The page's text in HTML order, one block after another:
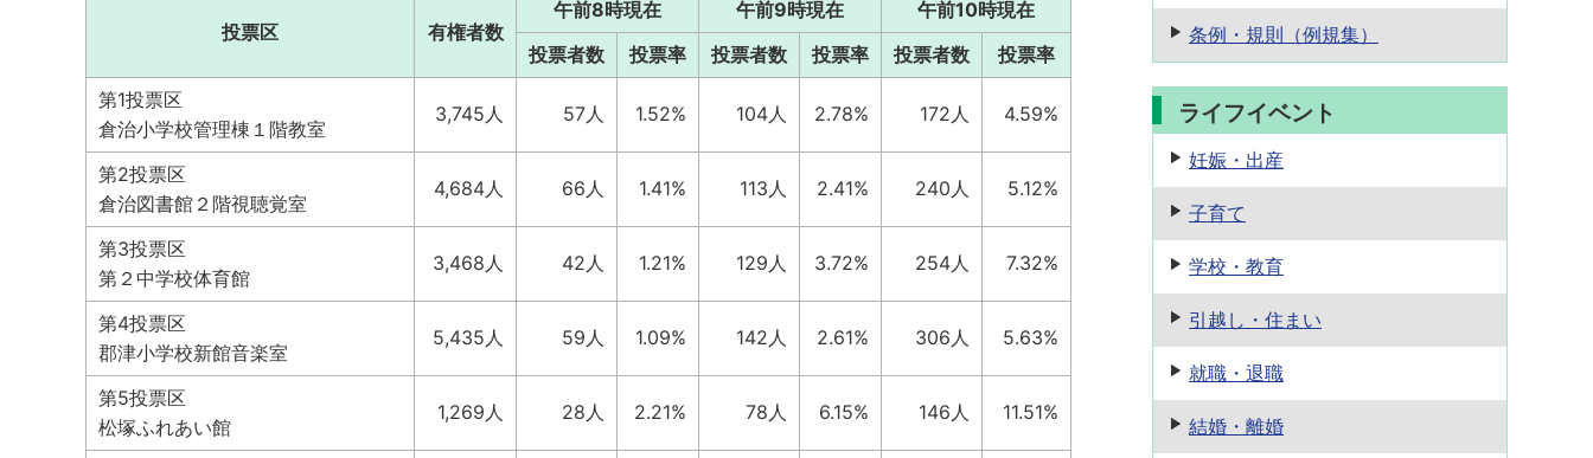
投票区 有権者数
午前8時現在 午前9時現在
午前10時現在
投票者数
投票率 投票者数 投票率 投票者数
投票率
第1投票区
倉治小学校管理棟１階教室
3,745人 57人 1.52% 104人 2.78% 172人 4.59%
第2投票区
倉治図書館２階視聴覚室
4,684人 66人 1.41% 113人 2.41% 240人 5.12%
第3投票区
第２中学校体育館
3,468人 42人 1.21% 129人 3.72% 254人 7.32%
第4投票区
郡津小学校新館音楽室
5,435人 59人 1.09% 142人 2.61% 306人 5.63%
第5投票区
松塚ふれあい館
1,269人 28人 2.21% 78人 6.15% 146人 11.51%
条例・規則 （例規集）
ライフイベント
妊娠・出産
子育て
学校・教育
引越し・住まい
就職・退職
結婚・離婚